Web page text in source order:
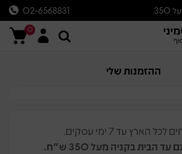
משלוח חינם עד הבית מעל 350
02-6568831
0
ההזמנות שלי
הארץ עד 7 ימי עסקים.
הבית בקניה מעל 350 ש"ח.